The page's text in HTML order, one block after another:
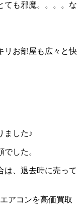
ても邪魔。。。。な
リお部屋も広々と快
ました♪
した。
は、退去時に売って
アコンを高価買取